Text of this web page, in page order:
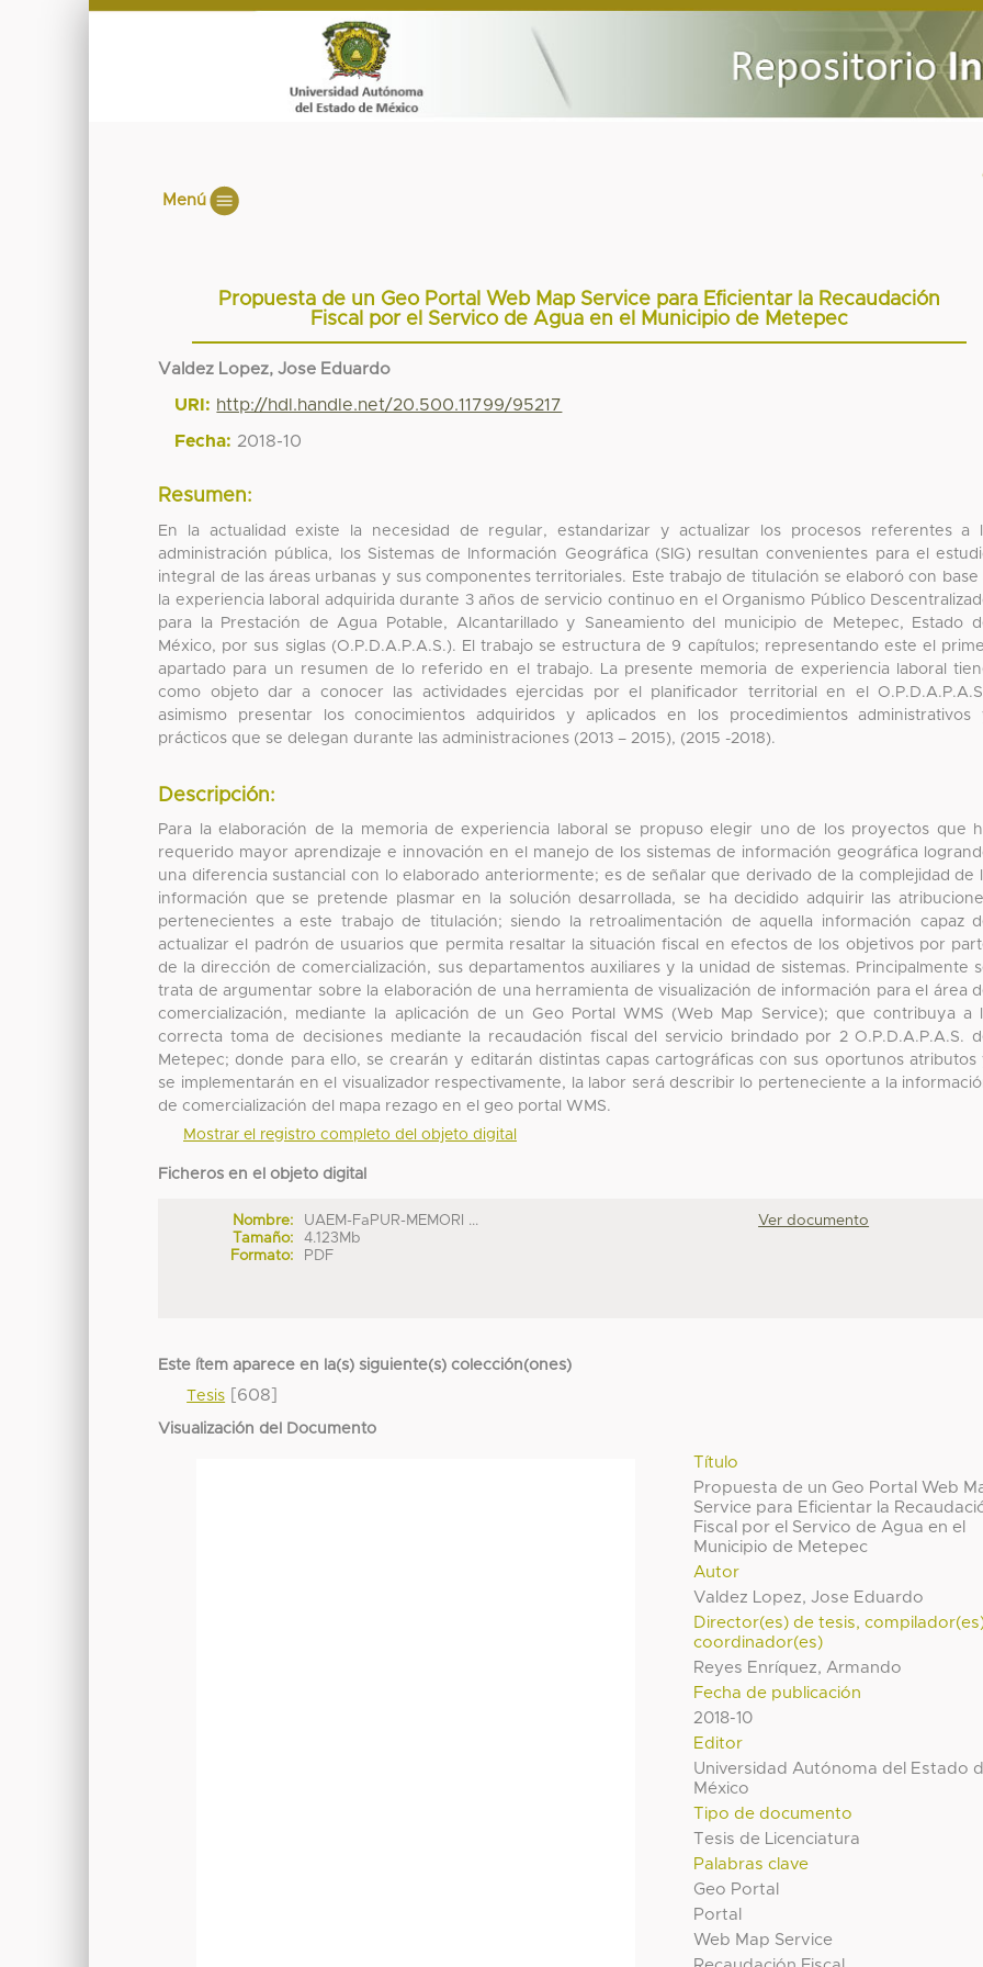
Menú
Propuesta de un Geo Portal Web Map Service para Eficientar la Recaudación
Fiscal por el Servico de Agua en el Municipio de Metepec
Valdez Lopez, Jose Eduardo
URI: http://hdl.handle.net/20.500.11799/95217
Fecha: 2018-10
Resumen:
En la actualidad existe la necesidad de regular, estandarizar y actualizar los procesos referentes a
administración pública, los Sistemas de Información Geográfica (SIG) resultan convenientes para el
integral de las áreas urbanas y sus componentes territoriales. Este trabajo de titulación se elaboró con base
la experiencia laboral adquirida durante 3 años de servicio continuo en el Organismo Público
para la Prestación de Agua Potable, Alcantarillado y Saneamiento del municipio de Metepec, Estado
México, por sus siglas (O.P.D.A.P.A.S.). El trabajo se estructura de 9 capítulos; representando este el
apartado para un resumen de lo referido en el trabajo. La presente memoria de experiencia laboral
como objeto dar a conocer las actividades ejercidas por el planificador territorial en el
asimismo presentar los conocimientos adquiridos y aplicados en los procedimientos administrativos
prácticos que se delegan durante las administraciones (2013 – 2015), (2015 -2018).
Descripción:
Para la elaboración de la memoria de experiencia laboral se propuso elegir uno de los proyectos que
requerido mayor aprendizaje e innovación en el manejo de los sistemas de información geográfica
una diferencia sustancial con lo elaborado anteriormente; es de señalar que derivado de la complejidad de
información que se pretende plasmar en la solución desarrollada, se ha decidido adquirir las
pertenecientes a este trabajo de titulación; siendo la retroalimentación de aquella información capaz
actualizar el padrón de usuarios que permita resaltar la situación fiscal en efectos de los objetivos por
de la dirección de comercialización, sus departamentos auxiliares y la unidad de sistemas. Principalmente
trata de argumentar sobre la elaboración de una herramienta de visualización de información para el área
comercialización, mediante la aplicación de un Geo Portal WMS (Web Map Service); que contribuya a
correcta toma de decisiones mediante la recaudación fiscal del servicio brindado por 2 O.P.D.A.P.A.S.
Metepec; donde para ello, se crearán y editarán distintas capas cartográficas con sus oportunos atributos
se implementarán en el visualizador respectivamente, la labor será describir lo perteneciente a la
de comercialización del mapa rezago en el geo portal WMS.
Mostrar el registro completo del objeto digital
Ficheros en el objeto digital
Nombre:
UAEM-FaPUR-MEMORI ...
Tamaño:
4.123Mb
Formato:
PDF
Ver documento
Este ítem aparece en la(s) siguiente(s) colección(ones)
Tesis [608]
Visualización del Documento
Título
Propuesta de un Geo Portal Web
Service para Eficientar la
Fiscal por el Servico de Agua en el
Municipio de Metepec
Autor
Valdez Lopez, Jose Eduardo
Director(es) de tesis,
coordinador(es)
Reyes Enríquez, Armando
Fecha de publicación
2018-10
Editor
Universidad Autónoma del Estado
México
Tipo de documento
Tesis de Licenciatura
Palabras clave
Geo Portal
Portal
Web Map Service